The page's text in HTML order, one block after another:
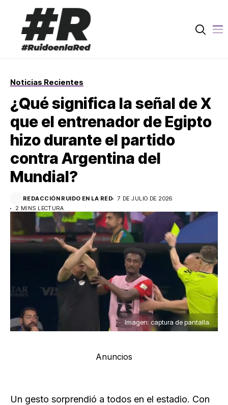
Noticias Recientes
¿Qué significa la señal de X
que el entrenador de Egipto
hizo durante el partido
contra Argentina del
Mundial?
REDACCIÓN RUIDO EN LA RED
7 DE JULIO DE 2026
2 MINS LECTURA
Imagen: captura de pantalla.
Anuncios
Un gesto sorprendió a todos en el estadio. Con